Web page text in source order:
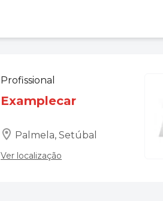
Profissional
Examplecar
Palmela, Setúbal
Ver localização